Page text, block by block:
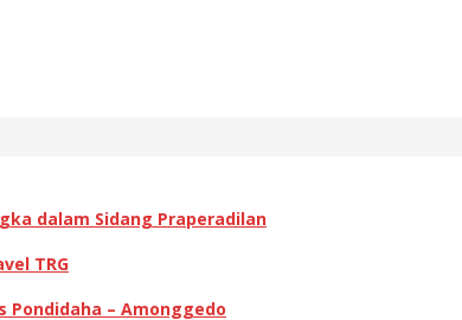
dalam Sidang Praperadilan
TRG
Pondidaha – Amonggedo